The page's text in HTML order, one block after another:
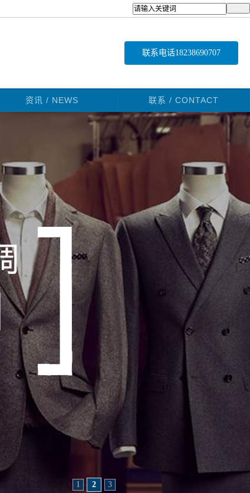
联系电话18238690707
资讯 / NEWS 联系 / CONTACT
1 2 3